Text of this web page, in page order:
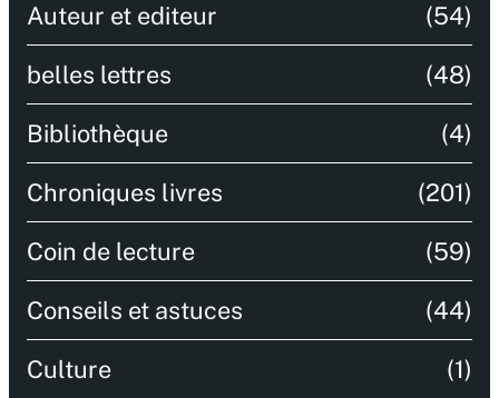
Auteur et editeur (54)
belles lettres (48)
Bibliothèque (4)
Chroniques livres (201)
Coin de lecture (59)
Conseils et astuces (44)
Culture (1)